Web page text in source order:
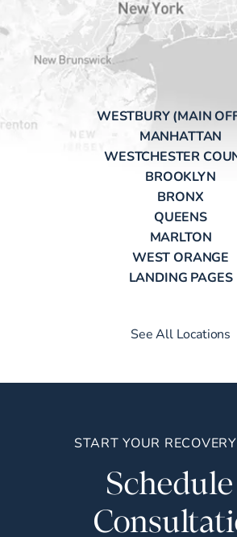
WESTBURY (MAIN
MANHATTAN
WESTCHESTER
BROOKLYN
BRONX
QUEENS
MARLTON
WEST ORANGE
LANDING PAGES
See All Locations
START YOUR